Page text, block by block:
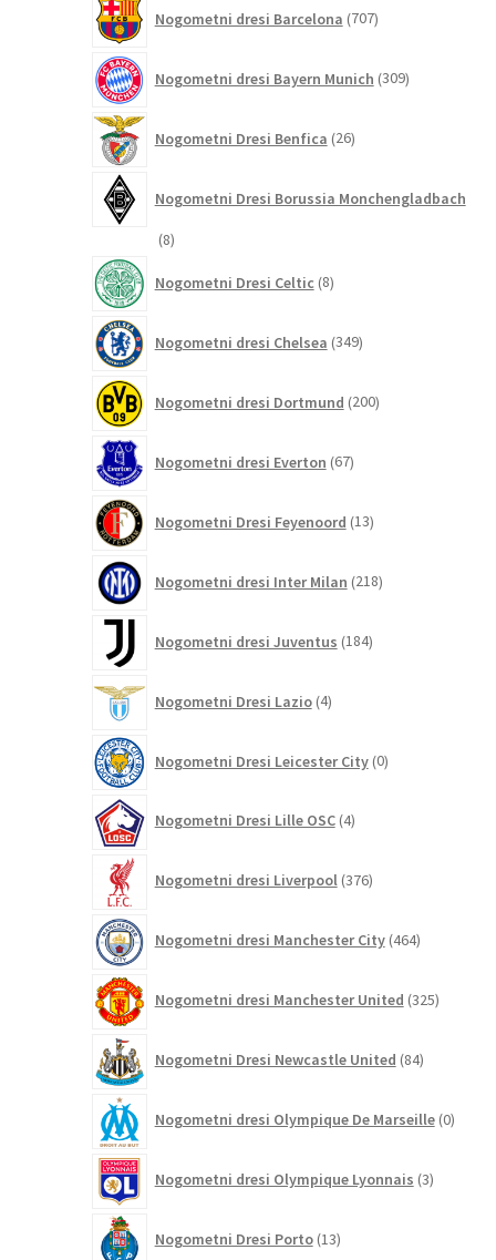
Nogometni dresi Barcelona 707izdelkov
Nogometni dresi Bayern Munich 309izdelkov
Nogometni Dresi Benfica 26izdelkov
Nogometni Dresi Borussia Monchengladbach
88
Nogometni Dresi Celtic 8izdelkov
Nogometni dresi Chelsea 349izdelkov
Nogometni dresi Dortmund 200izdelkov
Nogometni dresi Everton 67izdelkov
Nogometni Dresi Feyenoord 13izdelkov
Nogometni dresi Inter Milan 218izdelkov
Nogometni dresi Juventus 184izdelkov
Nogometni Dresi Lazio 4izdelki
Nogometni Dresi Leicester City 0izdelkov
Nogometni Dresi Lille OSC 4izdelki
Nogometni dresi Liverpool 376izdelkov
Nogometni dresi Manchester City 464izdelkov
Nogometni dresi Manchester United 325izdelkov
Nogometni Dresi Newcastle United 84izdelkov
Nogometni dresi Olympique De Marseille 0
Nogometni dresi Olympique Lyonnais 3izdelki
Nogometni Dresi Porto 13izdelkov